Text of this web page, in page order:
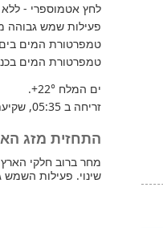
לחץ אטמוספרי - ללא שינוי, 735 מ"מ /
פעילות שמש גבוהה
טמפרטורת המים בים
טמפרטורת המים
ים המלח +22°
.
זריחה ב 05:35, שקיעת שמש 19:31.
התחזית מזג
שינוי. פעילות השמש